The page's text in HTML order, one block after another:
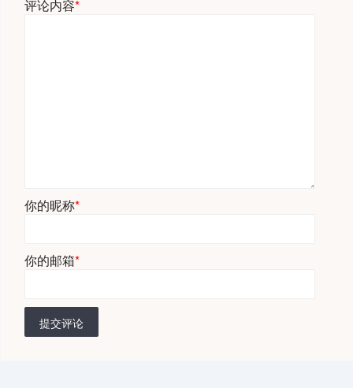
评论内容*
你的昵称*
你的邮箱*
提交评论